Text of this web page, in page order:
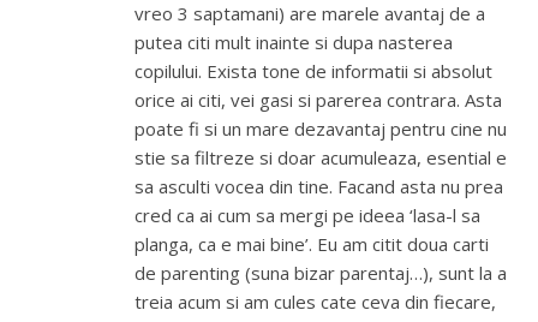
vreo 3 saptamani) are marele avantaj de a
putea citi mult inainte si dupa nasterea
copilului. Exista tone de informatii si absolut
orice ai citi, vei gasi si parerea contrara. Asta
poate fi si un mare dezavantaj pentru cine nu
stie sa filtreze si doar acumuleaza, esential e
sa asculti vocea din tine. Facand asta nu prea
cred ca ai cum sa mergi pe ideea ‘lasa-l sa
planga, ca e mai bine’. Eu am citit doua carti
de parenting (suna bizar parentaj…), sunt la a
treia acum si am cules cate ceva din fiecare,